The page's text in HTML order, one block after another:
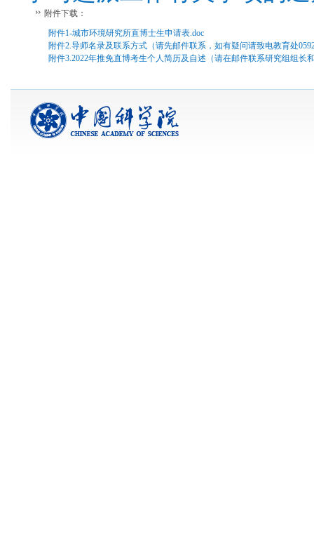
附件下载：
附件1-城市环境研究所直博士生申请表.doc
附件2.导师名录及联系方式（请先邮件联系，如有疑问请致电教育处
附件3.2022年推免直博考生个人简历及自述（请在邮件联系研究组组长